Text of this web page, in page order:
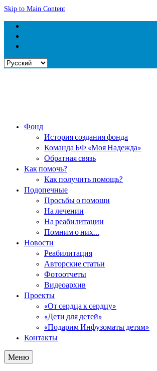
Skip to Main Content
Выбрать
Фонд
История создания фонда
Команда БФ «Моя Надежда»
Обратная связь
Как помочь?
Как получить помощь?
Подопечные
Просьбы о помощи
На лечении
На реабилитации
Помним о них…
Новости
Реабилитация
Авторские статьи
Фотоотчеты
Видеоархив
Проекты
«От сердца к сердцу»
«Дети для детей»
«Подарим Инфузоматы детям»
Контакты
Меню